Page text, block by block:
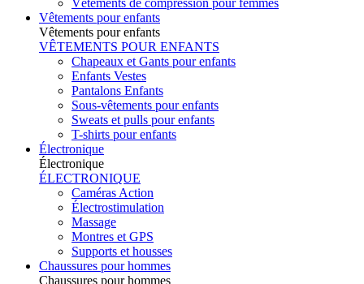
Vêtements de compression pour femmes
Vêtements pour enfants
Vêtements pour enfants
VÊTEMENTS POUR ENFANTS
Chapeaux et Gants pour enfants
Enfants Vestes
Pantalons Enfants
Sous-vêtements pour enfants
Sweats et pulls pour enfants
T-shirts pour enfants
Électronique
Électronique
ÉLECTRONIQUE
Caméras Action
Électrostimulation
Massage
Montres et GPS
Supports et housses
Chaussures pour hommes
Chaussures pour hommes